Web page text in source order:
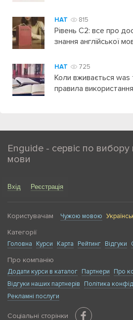
HAT 815
Рівень C2: все про
знання англійської
HAT 725
Коли вживається was
правила використання
Enguide - сервіс по вибору
мови
Вхід Реєстрація
Користувачам Чужою мовою
Категорії
Головна Курси Карта Рейтинг Відгуки
Про компанію
Додати курси в каталог Партнери Про
Відгуки наших партнерів
Політика
Рекламні послуги
Соціальні сторінки